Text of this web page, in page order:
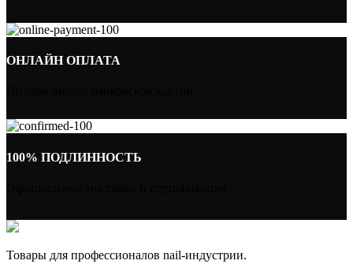
ОНЛАЙН ОПЛАТА
100% ПОДЛИННОСТЬ
Товары для профессионалов nail-индустрии.